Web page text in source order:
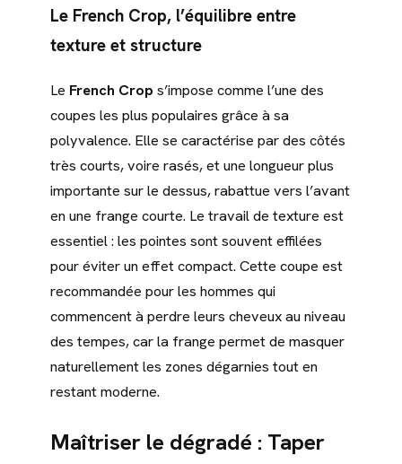
Le French Crop, l’équilibre entre
texture et structure
Le French Crop s’impose comme l’une des
coupes les plus populaires grâce à sa
polyvalence. Elle se caractérise par des côtés
très courts, voire rasés, et une longueur plus
importante sur le dessus, rabattue vers l’avant
en une frange courte. Le travail de texture est
essentiel : les pointes sont souvent effilées
pour éviter un effet compact. Cette coupe est
recommandée pour les hommes qui
commencent à perdre leurs cheveux au niveau
des tempes, car la frange permet de masquer
naturellement les zones dégarnies tout en
restant moderne.
Maîtriser le dégradé : Taper